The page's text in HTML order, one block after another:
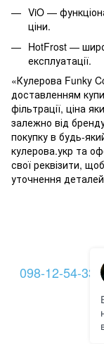
ViO —
ціни.
HotFrost —
експлуатації.
«Кулерова Funky
доставленням
фільтрації, ціна
залежно від
покупку в будь-
кулерова.укр та
свої реквізити,
уточнення
098-12-54-333